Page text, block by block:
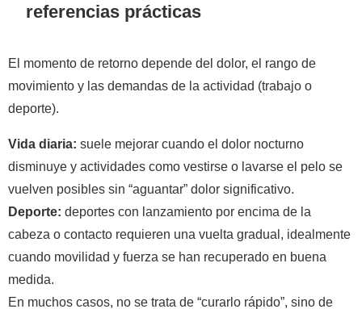
referencias prácticas
El momento de retorno depende del dolor, el rango de
movimiento y las demandas de la actividad (trabajo o
deporte).
Vida diaria: suele mejorar cuando el dolor nocturno
disminuye y actividades como vestirse o lavarse el pelo se
vuelven posibles sin “aguantar” dolor significativo.
Deporte: deportes con lanzamiento por encima de la
cabeza o contacto requieren una vuelta gradual, idealmente
cuando movilidad y fuerza se han recuperado en buena
medida.
En muchos casos, no se trata de “curarlo rápido”, sino de